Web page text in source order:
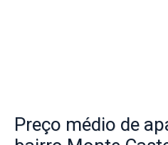
Preço médio de